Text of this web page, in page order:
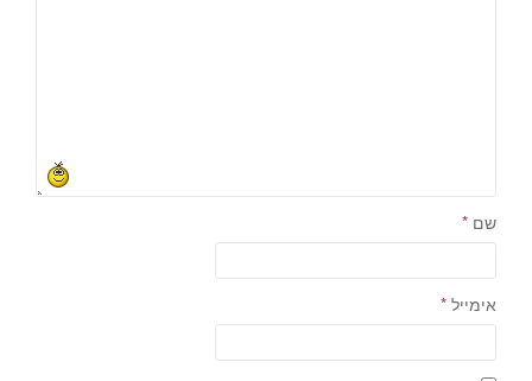
שם *
אימייל *